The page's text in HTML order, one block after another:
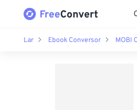
Lar Ebook Conversor MOBI